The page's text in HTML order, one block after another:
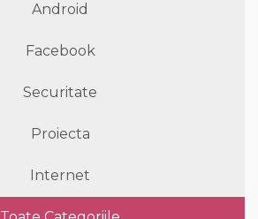
Android
Facebook
Securitate
Proiecta
Internet